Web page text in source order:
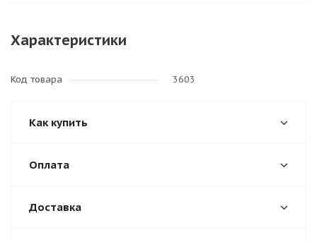
Характеристики
Код товара 3603
Как купить
Оплата
Доставка